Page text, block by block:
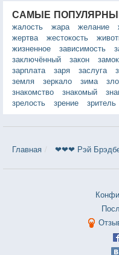
САМЫЕ
жалость
жара желание
жертва
жестокость
жизненное
зависимость
заключённый
закон замок
зарплата
заря заслуга
земля
зеркало зима зло
знакомство
знакомый
зрелость
зрение зритель
Главная ❤❤❤ Рэй